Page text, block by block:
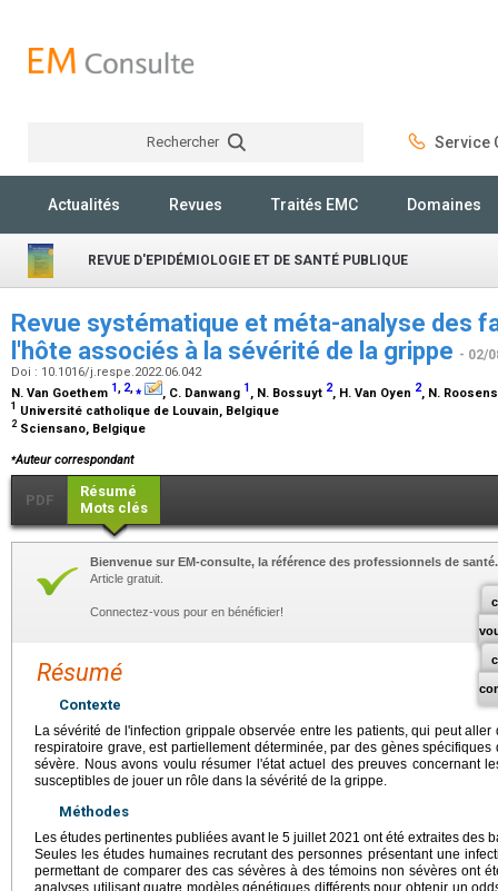
Rechercher Service
Actualités Revues Traités EMC Domaines
REVUE D'EPIDÉMIOLOGIE ET DE SANTÉ PUBLIQUE
Revue systématique et méta-analyse des
l'hôte associés à la sévérité de la grippe - 02/
Doi : 10.1016/j.respe.2022.06.042
N. Van Goethem 1, 2,⁎ , C. Danwang 1 , N. Bossuyt 2, H. Van Oyen 2, N.
1 Université catholique de Louvain, Belgique
2 Sciensano, Belgique
⁎Auteur correspondant
PDF
Résumé
Mots clés
Bienvenue sur EM-consulte, la référence des professionnels de santé.
Article gratuit.
Connectez-vous pour en bénéficier!
Résumé
Contexte
La sévérité de l'infection grippale observée entre les patients, qui peut
respiratoire grave, est partiellement déterminée, par des gènes
sévère. Nous avons voulu résumer l'état actuel des preuves concernant
susceptibles de jouer un rôle dans la sévérité de la grippe.
Méthodes
Les études pertinentes publiées avant le 5 juillet 2021 ont été extraites des
Seules les études humaines recrutant des personnes présentant une
permettant de comparer des cas sévères à des témoins non sévères ont
analyses utilisant quatre modèles génétiques différents pour obtenir un